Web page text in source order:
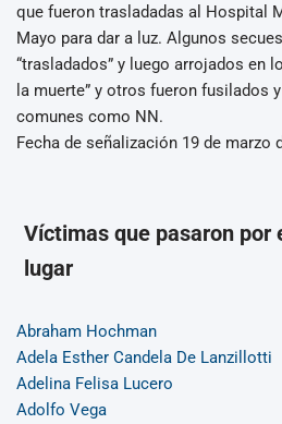
que fueron trasladadas al Hospital
Mayo para dar a luz. Algunos
“trasladados” y luego arrojados en
la muerte” y otros fueron fusilados
comunes como NN.
Fecha de señalización 19 de marzo
Víctimas que pasaron por
lugar
Abraham Hochman
Adela Esther Candela De Lanzillotti
Adelina Felisa Lucero
Adolfo Vega